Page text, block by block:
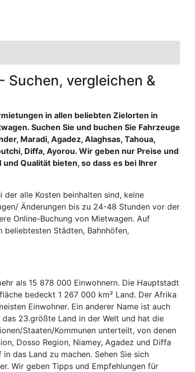
Suchen, vergleichen &
in allen beliebten Zielorten in
Suchen Sie und buchen Sie Fahrzeuge
Maradi, Agadez, Alaghsas, Tahoua,
Diffa, Ayorou. Wir geben nur Preise und
Qualität bieten, so dass es bei Ihrer
alle Kosten beinhalten sind, keine
Änderungen bis zu 24-48 Stunden vor der
Online-Buchung von Mietwagen. Auf
Städten, Bahnhöfen,
als 15 878 000 Einwohnern. Die Hauptstadt
bedeckt 1 267 000 km² Land. Der Afrika
Einwohner. Ein anderer Name ist auch
23.größte Land in der Welt und hat die
Staaten/Kommunen unterteilt, von denen
Dosso Region, Niamey, Agadez und Diffa
das Land zu machen. Sehen Sie sich
Wir geben Tipps und Empfehlungen für